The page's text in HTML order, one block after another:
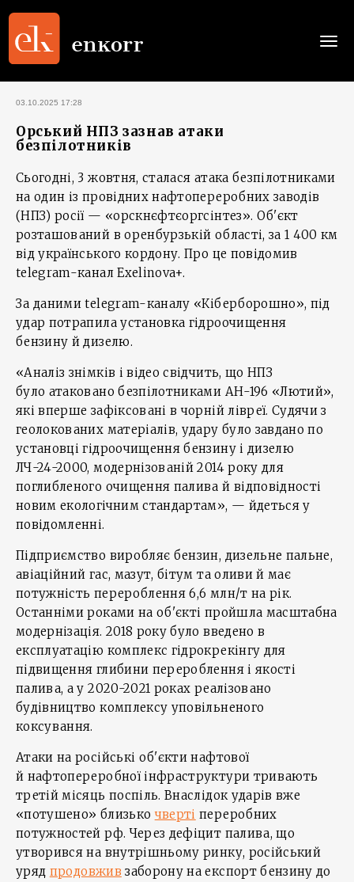
03.10.2025 17:28
Орський НПЗ зазнав атаки
безпілотників
Сьогодні, 3 жовтня, сталася атака безпілотниками
на один із провідних нафтопереробних заводів
(НПЗ) росії — «орскнєфтєоргсінтез». Об'єкт
розташований в оренбурзькій області, за 1 400 км
від українського кордону. Про це повідомив
telegram-канал Exelinova+.
За даними telegram-каналу «Кіберборошно», під
удар потрапила установка гідроочищення
бензину й дизелю.
«Аналіз знімків і відео свідчить, що НПЗ
було атаковано безпілотниками АН-196 «Лютий»,
які вперше зафіксовані в чорній лівреї. Судячи з
геолокованих матеріалів, удару було завдано по
установці гідроочищення бензину і дизелю
ЛЧ-24-2000, модернізованій 2014 року для
поглибленого очищення палива й відповідності
новим екологічним стандартам», — йдеться у
повідомленні.
Підприємство виробляє бензин, дизельне пальне,
авіаційний гас, мазут, бітум та оливи й має
потужність перероблення 6,6 млн/т на рік.
Останніми роками на об'єкті пройшла масштабна
модернізація. 2018 року було введено в
експлуатацію комплекс гідрокрекінгу для
підвищення глибини перероблення і якості
палива, а у 2020-2021 роках реалізовано
будівництво комплексу уповільненого
коксування.
Атаки на російські об'єкти нафтової
й нафтопереробної інфраструктури тривають
третій місяць поспіль. Внаслідок ударів вже
«потушено» близькочверті переробних
потужностей рф. Через дефіцит палива, що
утворився на внутрішньому ринку, російський
уряд продовжив заборону на експорт бензину до